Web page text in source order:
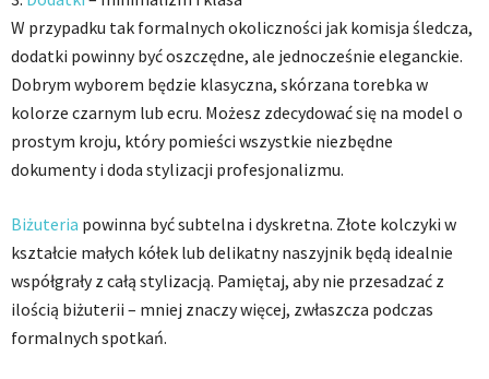
W przypadku tak formalnych okoliczności jak komisja śledcza,
dodatki powinny być oszczędne, ale jednocześnie eleganckie.
Dobrym wyborem będzie klasyczna, skórzana torebka w
kolorze czarnym lub ecru. Możesz zdecydować się na model o
prostym kroju, który pomieści wszystkie niezbędne
dokumenty i doda stylizacji profesjonalizmu.
Biżuteria powinna być subtelna i dyskretna. Złote kolczyki w
kształcie małych kółek lub delikatny naszyjnik będą idealnie
współgrały z całą stylizacją. Pamiętaj, aby nie przesadzać z
ilością biżuterii – mniej znaczy więcej, zwłaszcza podczas
formalnych spotkań.